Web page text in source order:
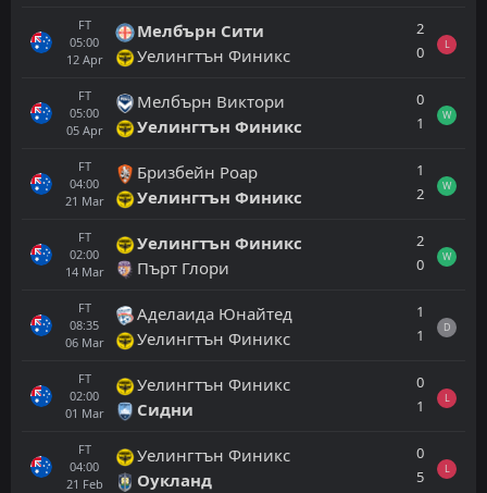
FT
05:00
12 Apr
Мелбърн Сити
Уелингтън Финикс
2
0
L
FT
05:00
05 Apr
Мелбърн Виктори
Уелингтън Финикс
0
1
W
FT
04:00
21 Mar
Бризбейн Роар
Уелингтън Финикс
1
2
W
FT
02:00
14 Mar
Уелингтън Финикс
Пърт Глори
2
0
W
FT
08:35
06 Mar
Аделаида Юнайтед
Уелингтън Финикс
1
1
D
FT
02:00
01 Mar
Уелингтън Финикс
Сидни
0
1
L
FT
04:00
21 Feb
Уелингтън Финикс
Оукланд
0
5
L